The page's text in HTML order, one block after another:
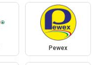
Pewex